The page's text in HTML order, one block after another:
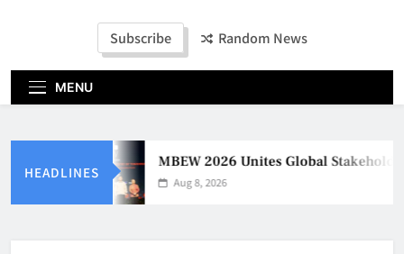
Subscribe Random News
MENU
HEADLINES
MBEW 2026 Unites Global
Aug 8, 2026